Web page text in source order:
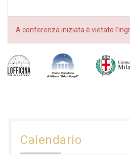
A conferenza iniziata è vietato
Calendario